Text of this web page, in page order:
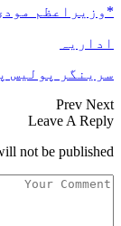
*وزیراعظم
اداریہ
سرینگر پولیس
Prev Next
Leave A Reply
not be published.